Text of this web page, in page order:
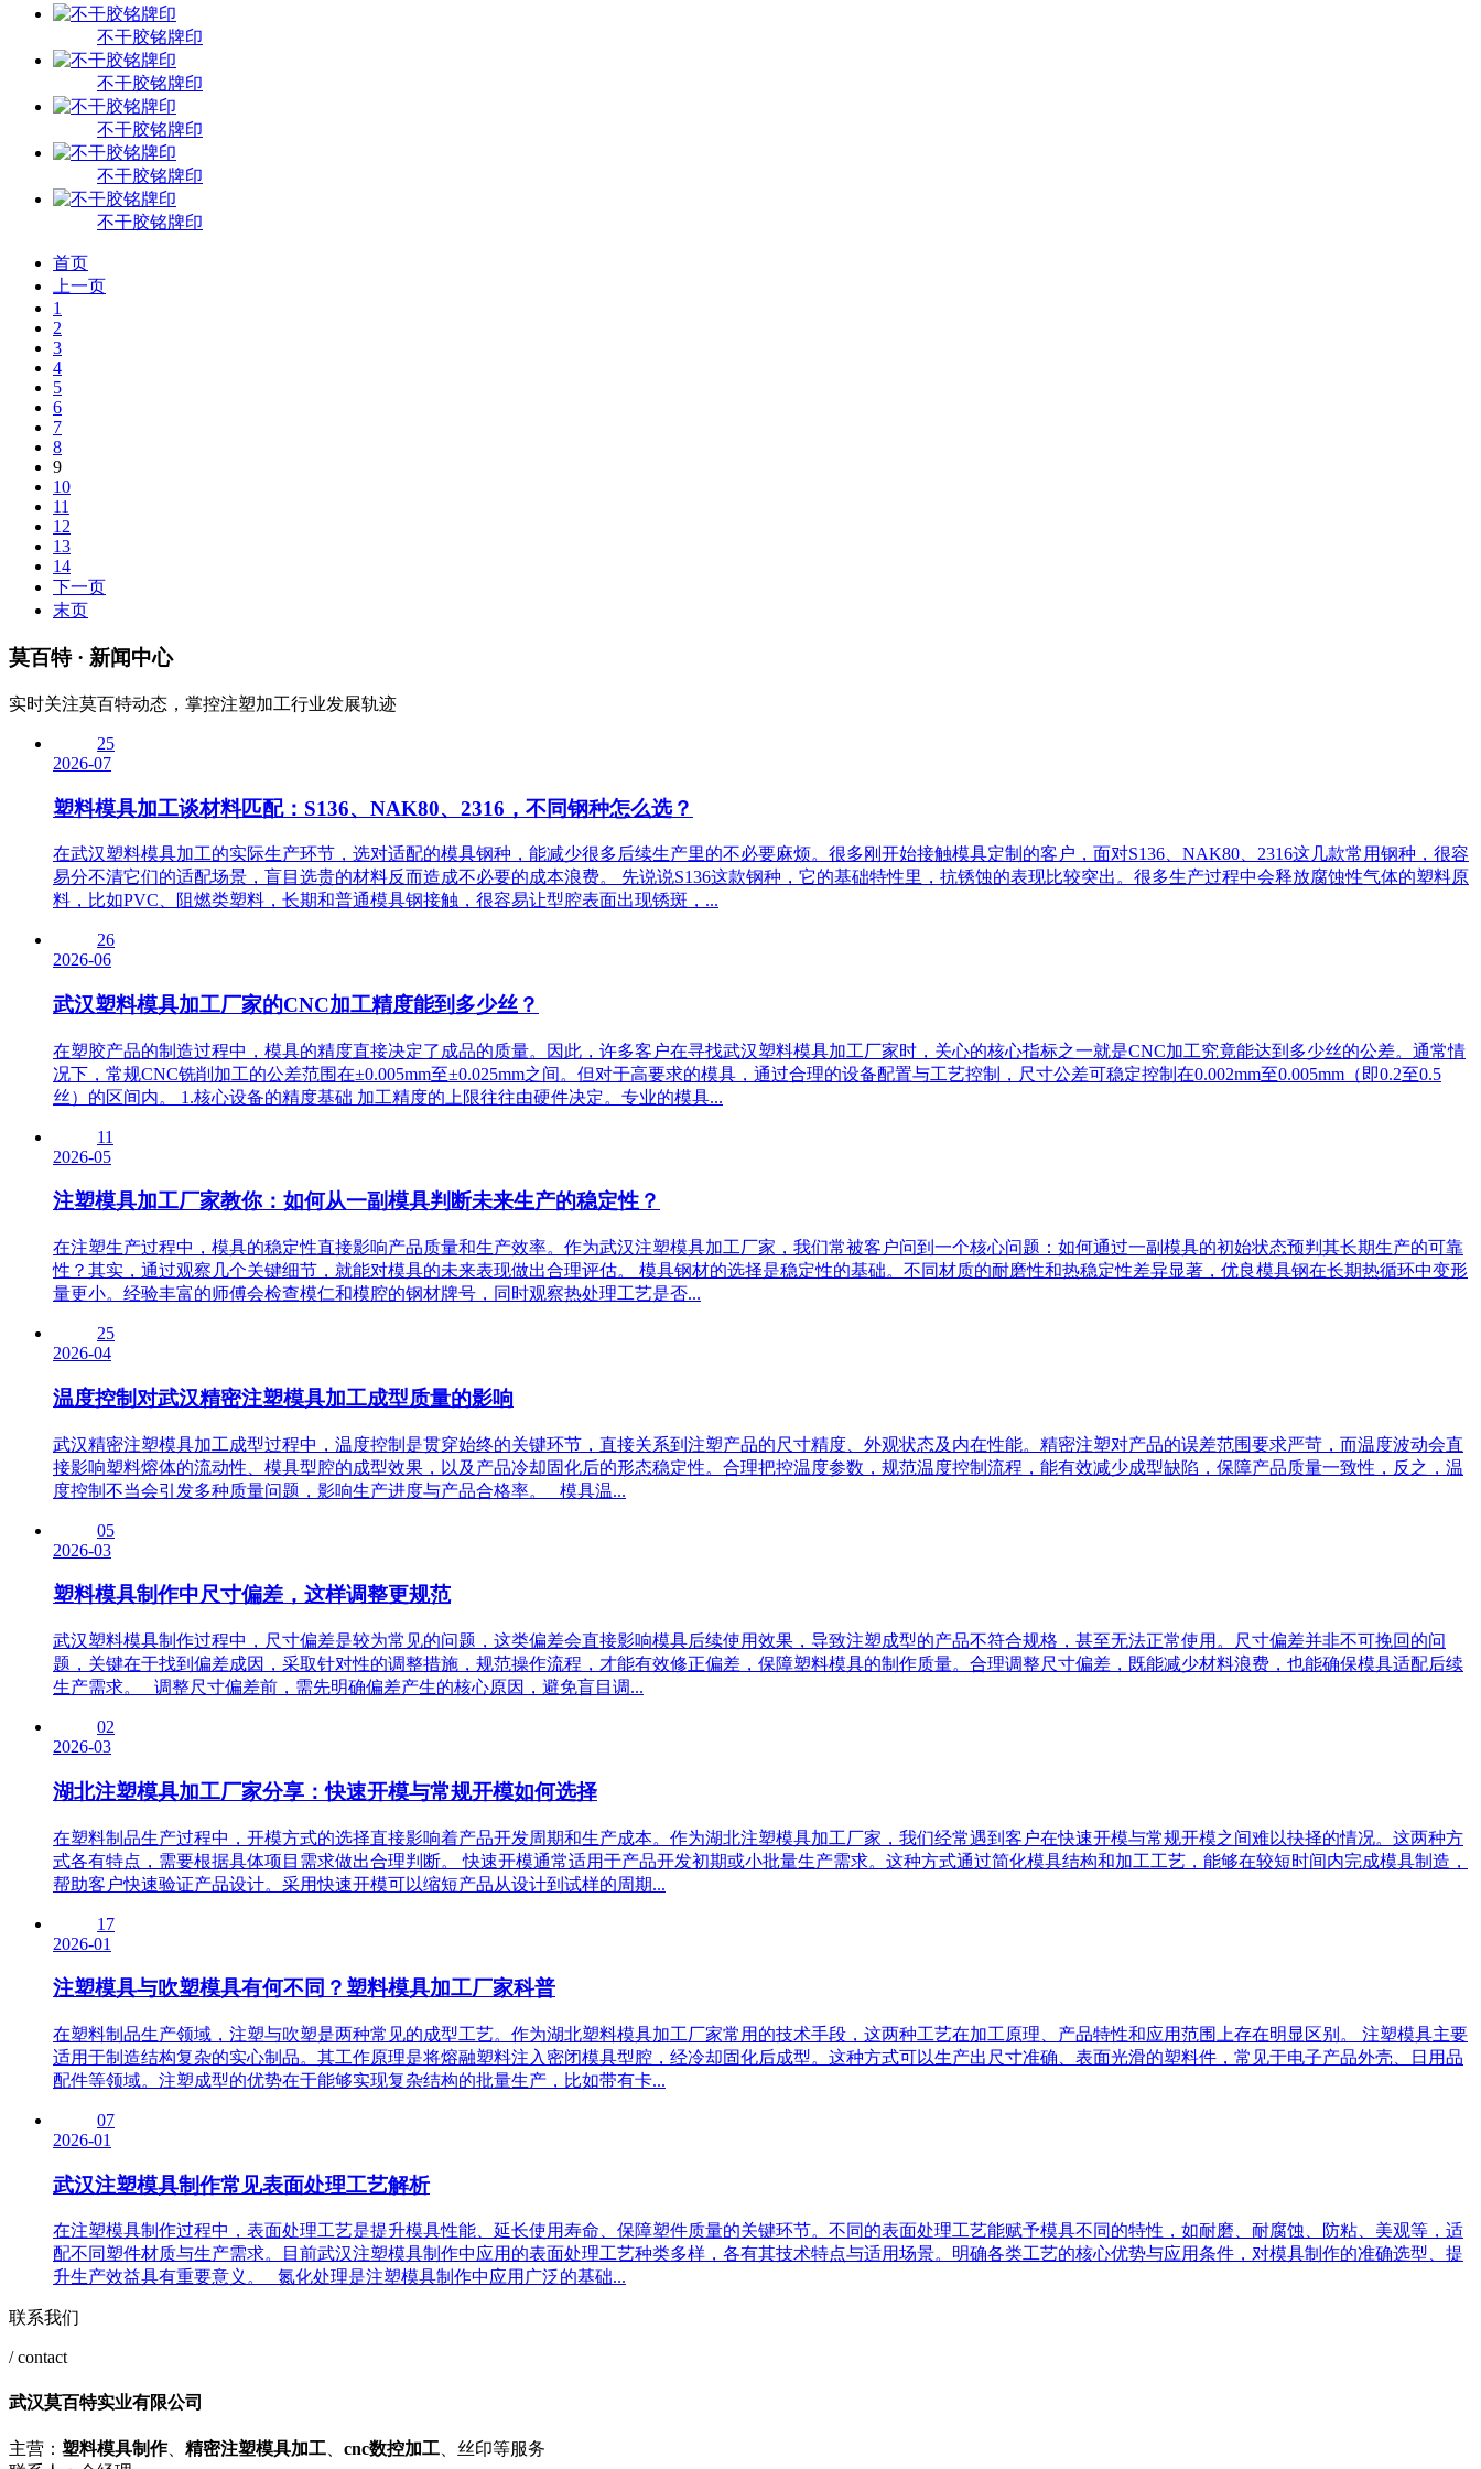
不干胶铭牌印
不干胶铭牌印
不干胶铭牌印
不干胶铭牌印
不干胶铭牌印
首页
上一页
1
2
3
4
5
6
7
8
9
10
11
12
13
14
下一页
末页
莫百特· 新闻中心
实时关注莫百特动态，掌控注塑加工行业发展轨迹
25
2026-07
塑料模具加工谈材料匹配：S136、NAK80、2316，不同钢种怎么选？
在武汉塑料模具加工的实际生产环节，选对适配的模具钢种，能减少很多后续生产里的不必要麻烦。很多刚开始接触模具定制的客户，面对S136、NAK80、2316这几款常用钢种，很容
易分不清它们的适配场景，盲目选贵的材料反而造成不必要的成本浪费。 先说说S136这款钢种，它的基础特性里，抗锈蚀的表现比较突出。很多生产过程中会释放腐蚀性气体的塑料原
料，比如PVC、阻燃类塑料，长期和普通模具钢接触，很容易让型腔表面出现锈斑，...
26
2026-06
武汉塑料模具加工厂家的CNC加工精度能到多少丝？
在塑胶产品的制造过程中，模具的精度直接决定了成品的质量。因此，许多客户在寻找武汉塑料模具加工厂家时，关心的核心指标之一就是CNC加工究竟能达到多少丝的公差。通常情
况下，常规CNC铣削加工的公差范围在±0.005mm至±0.025mm之间。但对于高要求的模具，通过合理的设备配置与工艺控制，尺寸公差可稳定控制在0.002mm至0.005mm（即0.2至0.5
丝）的区间内。 1.核心设备的精度基础 加工精度的上限往往由硬件决定。专业的模具...
11
2026-05
注塑模具加工厂家教你：如何从一副模具判断未来生产的稳定性？
在注塑生产过程中，模具的稳定性直接影响产品质量和生产效率。作为武汉注塑模具加工厂家，我们常被客户问到一个核心问题：如何通过一副模具的初始状态预判其长期生产的可靠
性？其实，通过观察几个关键细节，就能对模具的未来表现做出合理评估。 模具钢材的选择是稳定性的基础。不同材质的耐磨性和热稳定性差异显著，优良模具钢在长期热循环中变形
量更小。经验丰富的师傅会检查模仁和模腔的钢材牌号，同时观察热处理工艺是否...
25
2026-04
温度控制对武汉精密注塑模具加工成型质量的影响
武汉精密注塑模具加工成型过程中，温度控制是贯穿始终的关键环节，直接关系到注塑产品的尺寸精度、外观状态及内在性能。精密注塑对产品的误差范围要求严苛，而温度波动会直
接影响塑料熔体的流动性、模具型腔的成型效果，以及产品冷却固化后的形态稳定性。合理把控温度参数，规范温度控制流程，能有效减少成型缺陷，保障产品质量一致性，反之，温
度控制不当会引发多种质量问题，影响生产进度与产品合格率。 模具温...
05
2026-03
塑料模具制作中尺寸偏差，这样调整更规范
武汉塑料模具制作过程中，尺寸偏差是较为常见的问题，这类偏差会直接影响模具后续使用效果，导致注塑成型的产品不符合规格，甚至无法正常使用。尺寸偏差并非不可挽回的问
题，关键在于找到偏差成因，采取针对性的调整措施，规范操作流程，才能有效修正偏差，保障塑料模具的制作质量。合理调整尺寸偏差，既能减少材料浪费，也能确保模具适配后续
生产需求。 调整尺寸偏差前，需先明确偏差产生的核心原因，避免盲目调...
02
2026-03
湖北注塑模具加工厂家分享：快速开模与常规开模如何选择
在塑料制品生产过程中，开模方式的选择直接影响着产品开发周期和生产成本。作为湖北注塑模具加工厂家，我们经常遇到客户在快速开模与常规开模之间难以抉择的情况。这两种方
式各有特点，需要根据具体项目需求做出合理判断。 快速开模通常适用于产品开发初期或小批量生产需求。这种方式通过简化模具结构和加工工艺，能够在较短时间内完成模具制造，
帮助客户快速验证产品设计。采用快速开模可以缩短产品从设计到试样的周期...
17
2026-01
注塑模具与吹塑模具有何不同？塑料模具加工厂家科普
在塑料制品生产领域，注塑与吹塑是两种常见的成型工艺。作为湖北塑料模具加工厂家常用的技术手段，这两种工艺在加工原理、产品特性和应用范围上存在明显区别。 注塑模具主要
适用于制造结构复杂的实心制品。其工作原理是将熔融塑料注入密闭模具型腔，经冷却固化后成型。这种方式可以生产出尺寸准确、表面光滑的塑料件，常见于电子产品外壳、日用品
配件等领域。注塑成型的优势在于能够实现复杂结构的批量生产，比如带有卡...
07
2026-01
武汉注塑模具制作常见表面处理工艺解析
在注塑模具制作过程中，表面处理工艺是提升模具性能、延长使用寿命、保障塑件质量的关键环节。不同的表面处理工艺能赋予模具不同的特性，如耐磨、耐腐蚀、防粘、美观等，适
配不同塑件材质与生产需求。目前武汉注塑模具制作中应用的表面处理工艺种类多样，各有其技术特点与适用场景。明确各类工艺的核心优势与应用条件，对模具制作的准确选型、提
升生产效益具有重要意义。 氮化处理是注塑模具制作中应用广泛的基础...
联系我们
/ contact
武汉莫百特实业有限公司
主营： 塑料模具制作、 精密注塑模具加工 cnc数控加工 、丝印等服务